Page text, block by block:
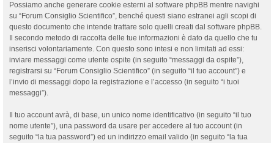
Possiamo anche generare cookie esterni al software phpBB mentre navighi
su “Forum Consiglio Scientifico”, benché questi siano estranei agli scopi di
questo documento che intende trattare solo quelli creati dal software phpBB.
Il secondo metodo di raccolta delle tue informazioni è dato da quello che tu
inserisci volontariamente. Con questo sono intesi e non limitati ad essi:
inviare messaggi come utente ospite (in seguito “messaggi da ospite”),
registrarsi su “Forum Consiglio Scientifico” (in seguito “il tuo account”) e
l’invio di messaggi dopo la registrazione e l’accesso (in seguito “i tuoi
messaggi”).
Il tuo account avrà, di base, un unico nome identificativo (in seguito “il tuo
nome utente”), una password da usare per accedere al tuo account (in
seguito “la tua password”) ed un indirizzo email valido (in seguito “la tua